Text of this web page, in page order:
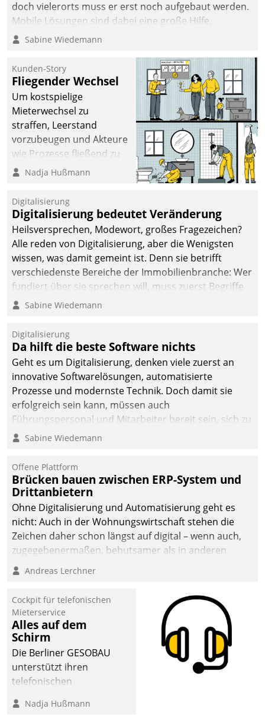
doch vielerorts muss er erst noch aufgebaut werden.
Mobile Lösungen sind dabei eine große Hilfe.
Sabine Wiedemann
Kunden-Story
Fliegender Wechsel
Um kostspielige
Mieterwechsel zu
straffen, Leerstand
vorzubeugen und Akteure
wie Prozesse fließend zu
vernetzen, nutzt die
Jahresbeginn eine
Überblick, Einsicht und
Eingriff bietende Lösung.
Zur Entwicklung setzte
man auf
Cloudtechnologie,
bewährte und Startup-
agile Projektmethoden.
Nadja Hußmann
Digitalisierung
Digitalisierung bedeutet Veränderung
Heilsversprechen, Modewort, großes Fragezeichen?
Alle reden von Digitalisierung, aber die Wenigsten
wissen, was damit gemeint ist. Denn sie betrifft
verschiedenste Bereiche der Immobilienbranche: Wer
fundiert über sie sprechen will, muss zuerst Begriffe
klären. Ein Aspekt ist die betriebliche Optimierung:
Einsparungen durch optimierte und automatisierte
Prozesse. Doch man darf nicht zu viel erwarten: Allein
mit der Einführung einer neuen Software ist es nicht
getan. Die Digitalisierung erfordert von Unternehmen
die Bereitschaft, sich zu überprüfen, zu hinterfragen
und zu verändern.
Sabine Wiedemann
Digitalisierung
Da hilft die beste Software nichts
Geht es um Digitalisierung, denken viele zuerst an
innovative Softwarelösungen, automatisierte
Prozesse und modernste Technik. Doch damit sie
erfolgreich sein kann, müssen auch
Führungspersonal und Mitarbeiter bereit sein, sich zu
verändern und anzupassen, sonst werden sie an ihr
Sabine Wiedemann
Offene Plattform
Brücken bauen zwischen ERP-System und
Drittanbietern
Ohne Digitalisierung und Automatisierung geht es
nicht: Auch in der Wohnungswirtschaft stehen die
Zeichen daher schon längst auf digital – wenn auch,
zugegebenermaßen, behutsamer als in anderen
Branchen.
Andreas Lerchner
Cockpit für telefonischen
Mieterservice
Alles auf dem
Schirm
Die Berliner GESOBAU
unterstützt ihren
telefonischen
digitalen Cockpit, das
Nadja Hußmann